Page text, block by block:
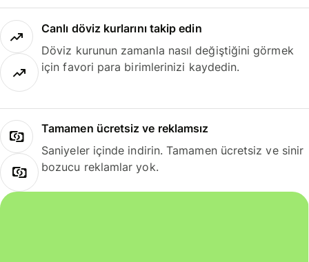
Canlı döviz kurlarını takip edin
Döviz kurunun zamanla nasıl değiştiğini görmek
için favori para birimlerinizi kaydedin.
Tamamen ücretsiz ve reklamsız
Saniyeler içinde indirin. Tamamen ücretsiz ve sinir
bozucu reklamlar yok.